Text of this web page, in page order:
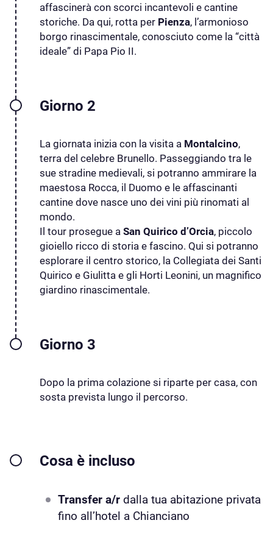
affascinerà con scorci incantevoli e cantine
storiche. Da qui, rotta per Pienza, l’armonioso
borgo rinascimentale, conosciuto come la “città
ideale” di Papa Pio II.
Giorno 2
La giornata inizia con la visita a Montalcino,
terra del celebre Brunello. Passeggiando tra le
sue stradine medievali, si potranno ammirare la
maestosa Rocca, il Duomo e le affascinanti
cantine dove nasce uno dei vini più rinomati al
mondo.
Il tour prosegue a San Quirico d’Orcia, piccolo
gioiello ricco di storia e fascino. Qui si potranno
esplorare il centro storico, la Collegiata dei Santi
Quirico e Giulitta e gli Horti Leonini, un magnifico
giardino rinascimentale.
Giorno 3
Dopo la prima colazione si riparte per casa, con
sosta prevista lungo il percorso.
Cosa è incluso
Transfer a/r dalla tua abitazione privata
fino all’hotel a Chianciano